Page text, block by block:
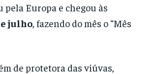
pela Europa e chegou às
julho, fazendo do mês o “Mês
de protetora das viúvas,